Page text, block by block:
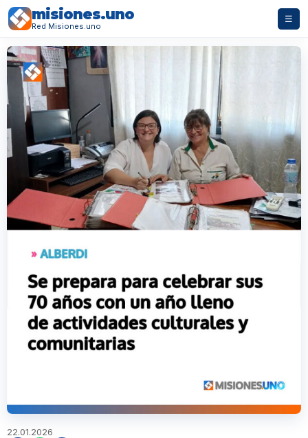
misiones.uno
Red Misiones.uno
☰
22.01.2026